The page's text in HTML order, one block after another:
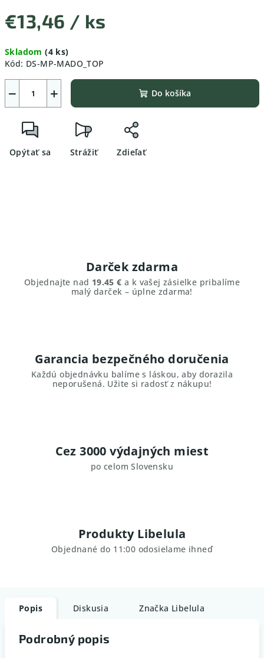
€13,46 / ks
cena:
Skladom(4 ks)
Kód: DS-MP-MADO_TOP
+
− Do košíka
Opýtať sa Strážiť Zdieľať
Darček zdarma
Objednajte nad 19.45 € a k vašej zásielke pribalíme
malý darček – úplne zdarma!
Garancia bezpečného doručenia
Každú objednávku balíme s láskou, aby dorazila
neporušená. Užite si radosť z nákupu!
Cez 3000 výdajných miest
po celom Slovensku
Produkty Libelula
Objednané do 11:00 odosielame ihneď
Popis Diskusia Značka Libelula
Podrobný popis